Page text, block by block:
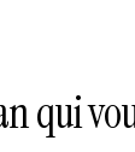
qui